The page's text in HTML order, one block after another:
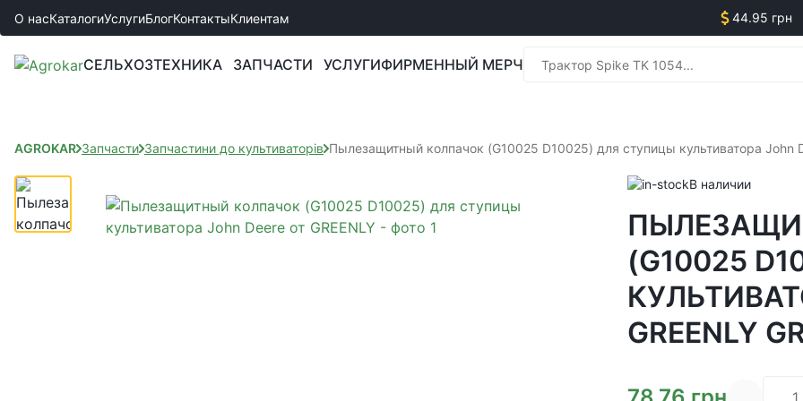
О насКаталогиУслугиБлогКонтактыКлиентам 44.95 грн
СЕЛЬХОЗТЕХНИКА ЗАПЧАСТИ УСЛУГИФИРМЕННЫЙ МЕРЧ
AGROKAR Запчасти Запчастини до культиваторів Пылезащитный колпачок (G10025 D10025) для ступицы культиватора John
В наличии
(G10025
GREENLY